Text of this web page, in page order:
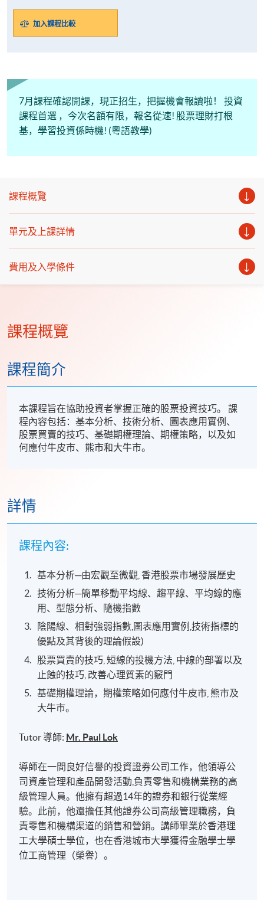
加入課程比較
7月課程確認開課，現正招生，把握機會報讀啦！ 投資
課程首選 ，今次名額有限，報名從速! 股票理財打根
基，學習投資係時機! (粵語教學)
課程概覽
單元及上課詳情
費用及入學條件
課程概覽
課程簡介
本課程旨在協助投資者掌握正確的股票投資技巧。 課
程內容包括：基本分析、技術分析、圖表應用實例、
股票買賣的技巧、基礎期權理論、期權策略，以及如
何應付牛皮市、熊市和大牛市。
詳情
課程內容:
基本分析─由宏觀至微觀, 香港股票市場發展歷史
技術分析─簡單移動平均線、趨平線、平均線的應
用、型態分析、隨機指數
陰陽線、相對強弱指數,圖表應用實例,技術指標的
優點及其背後的理論假設)
股票買賣的技巧, 短線的投機方法, 中線的部署以及
止蝕的技巧, 改善心理質素的竅門
基礎期權理論，期權策略如何應付牛皮市, 熊市及
大牛市。
Tutor 導師: Mr. Paul Lok
導師在一間良好信譽的投資證券公司工作，他領導公
司資產管理和產品開發活動,負責零售和機構業務的高
級管理人員。他擁有超過14年的證券和銀行從業經
驗。此前，他還擔任其他證券公司高級管理職務，負
責零售和機構渠道的銷售和營銷。講師畢業於香港理
工大學碩士學位，也在香港城市大學獲得金融學士學
位工商管理（榮譽）。